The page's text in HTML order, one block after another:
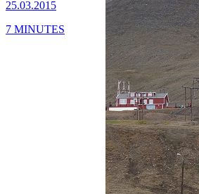
25.03.2015
7 MINUTES